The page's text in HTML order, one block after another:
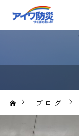
ブログ